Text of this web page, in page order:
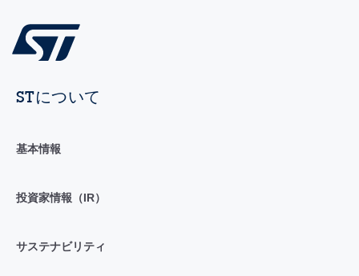
STについて
基本情報
投資家情報（IR）
サステナビリティ